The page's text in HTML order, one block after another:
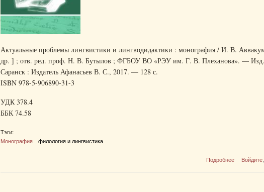
Актуальные проблемы лингвистики и лингводидактики : монография / И. В.
др. ] ; отв. ред. проф. Н. В. Бутылов ; ФГБОУ ВО «РЭУ им. Г. В. Плеханова». —
Саранск : Издатель Афанасьев В. С., 2017. — 128 с.
ISBN 978-5-906890-31-3
УДК 378.4
ББК 74.58
Тэги:
Монография
филология и лингвистика
Подробнее
о
Войдите